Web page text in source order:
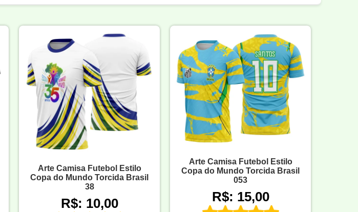
Arte Camisa Futebol Estilo
Copa do Mundo Torcida Brasil
38
R$: 10,00
Arte Camisa Futebol Estilo
Copa do Mundo Torcida Brasil
053
R$: 15,00